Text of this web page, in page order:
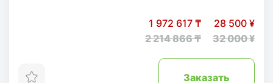
1 972 617 ₸
2 214 866 ₸
28 500 ¥
32 000 ¥
Заказать